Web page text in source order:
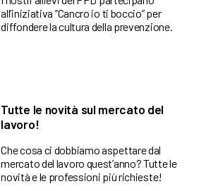
all’iniziativa ”Cancro io ti boccio” per
diffondere la cultura della prevenzione.
Tutte le novità sul mercato del
lavoro!
Che cosa ci dobbiamo aspettare dal
mercato del lavoro quest’anno? Tutte le
novità e le professioni più richieste!